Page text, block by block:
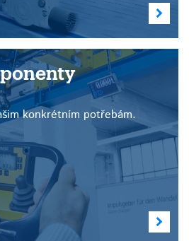
konkrétním potřebám.